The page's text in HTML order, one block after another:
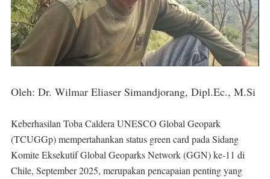
Oleh: Dr. Wilmar Eliaser Simandjorang, Dipl.Ec., M.Si
Keberhasilan Toba Caldera UNESCO Global Geopark
(TCUGGp) mempertahankan status green card pada Sidang
Komite Eksekutif Global Geoparks Network (GGN) ke-11 di
Chile, September 2025, merupakan pencapaian penting yang